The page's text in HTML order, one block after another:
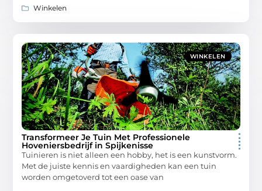
Winkelen
WINKELEN
Transformeer Je Tuin Met Professionele
Hoveniersbedrijf in Spijkenisse
Tuinieren is niet alleen een hobby, het is een kunstvorm.
Met de juiste kennis en vaardigheden kan een tuin
worden omgetoverd tot een oase van